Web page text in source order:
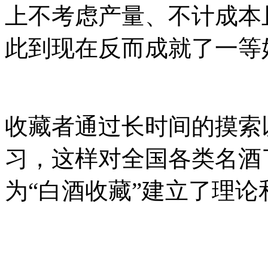
上不考虑产量、不计成
此到现在反而成就了一
收藏者通过长时间的摸
习，这样对全国各类名
为“白酒收藏”建立了理